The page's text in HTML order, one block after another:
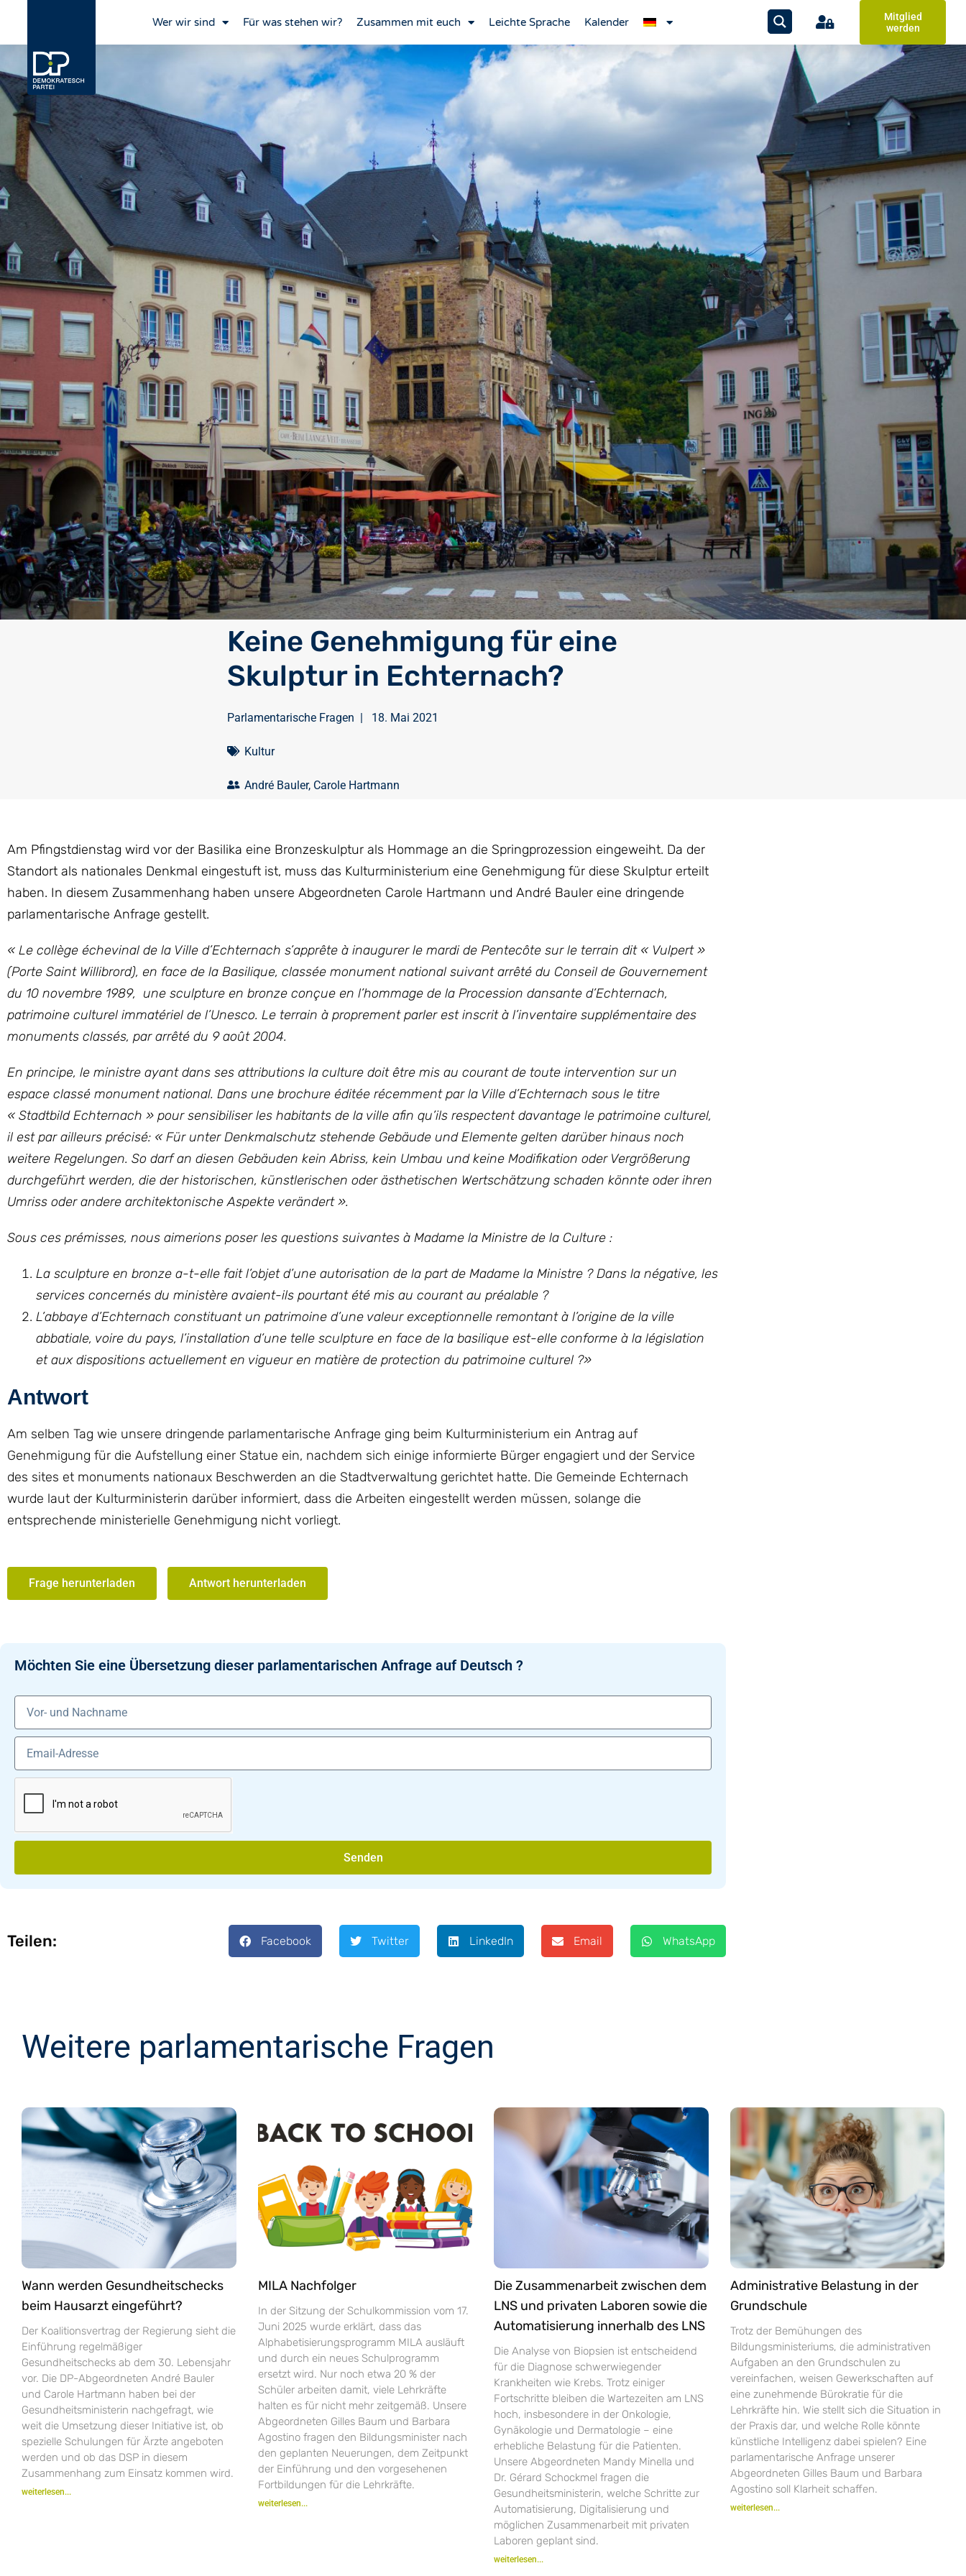
Wer wir sind Für was stehen wir? Zusammen mit euch Leichte Sprache Kalender
Mitglied
werden
Keine Genehmigung für eine
Skulptur in Echternach?
Parlamentarische Fragen | 18. Mai 2021
Kultur
André Bauler, Carole Hartmann
Am Pfingstdienstag wird vor der Basilika eine Bronzeskulptur als Hommage an die Springprozession eingeweiht. Da der
Standort als nationales Denkmal eingestuft ist, muss das Kulturministerium eine Genehmigung für diese Skulptur erteilt
haben. In diesem Zusammenhang haben unsere Abgeordneten Carole Hartmann und André Bauler eine dringende
parlamentarische Anfrage gestellt.
« Le collège échevinal de la Ville d’Echternach s’apprête à inaugurer le mardi de Pentecôte sur le terrain dit « Vulpert »
(Porte Saint Willibrord), en face de la Basilique, classée monument national suivant arrêté du Conseil de Gouvernement
du 10 novembre 1989, une sculpture en bronze conçue en l’hommage de la Procession dansante d’Echternach,
patrimoine culturel immatériel de l’Unesco. Le terrain à proprement parler est inscrit à l’inventaire supplémentaire des
monuments classés, par arrêté du 9 août 2004.
En principe, le ministre ayant dans ses attributions la culture doit être mis au courant de toute intervention sur un
espace classé monument national. Dans une brochure éditée récemment par la Ville d’Echternach sous le titre
« Stadtbild Echternach » pour sensibiliser les habitants de la ville afin qu’ils respectent davantage le patrimoine culturel,
il est par ailleurs précisé: « Für unter Denkmalschutz stehende Gebäude und Elemente gelten darüber hinaus noch
weitere Regelungen. So darf an diesen Gebäuden kein Abriss, kein Umbau und keine Modifikation oder Vergrößerung
durchgeführt werden, die der historischen, künstlerischen oder ästhetischen Wertschätzung schaden könnte oder ihren
Umriss oder andere architektonische Aspekte verändert ».
Sous ces prémisses, nous aimerions poser les questions suivantes à Madame la Ministre de la Culture :
La sculpture en bronze a-t-elle fait l’objet d’une autorisation de la part de Madame la Ministre ? Dans la négative, les
services concernés du ministère avaient-ils pourtant été mis au courant au préalable ?
L’abbaye d’Echternach constituant un patrimoine d’une valeur exceptionnelle remontant à l’origine de la ville
abbatiale, voire du pays, l’installation d’une telle sculpture en face de la basilique est-elle conforme à la législation
et aux dispositions actuellement en vigueur en matière de protection du patrimoine culturel ?»
Antwort
Am selben Tag wie unsere dringende parlamentarische Anfrage ging beim Kulturministerium ein Antrag auf
Genehmigung für die Aufstellung einer Statue ein, nachdem sich einige informierte Bürger engagiert und der Service
des sites et monuments nationaux Beschwerden an die Stadtverwaltung gerichtet hatte. Die Gemeinde Echternach
wurde laut der Kulturministerin darüber informiert, dass die Arbeiten eingestellt werden müssen, solange die
entsprechende ministerielle Genehmigung nicht vorliegt.
Frage herunterladen Antwort herunterladen
Möchten Sie eine Übersetzung dieser parlamentarischen Anfrage auf Deutsch ?
Senden
Teilen: Facebook Twitter LinkedIn Email WhatsApp
Weitere parlamentarische Fragen
Wann werden Gesundheitschecks
beim Hausarzt eingeführt?
Der Koalitionsvertrag der Regierung sieht die
Einführung regelmäßiger
Gesundheitschecks ab dem 30. Lebensjahr
vor. Die DP-Abgeordneten André Bauler
und Carole Hartmann haben bei der
Gesundheitsministerin nachgefragt, wie
weit die Umsetzung dieser Initiative ist, ob
spezielle Schulungen für Ärzte angeboten
werden und ob das DSP in diesem
Zusammenhang zum Einsatz kommen wird.
weiterlesen...
MILA Nachfolger
In der Sitzung der Schulkommission vom 17.
Juni 2025 wurde erklärt, dass das
Alphabetisierungsprogramm MILA ausläuft
und durch ein neues Schulprogramm
ersetzt wird. Nur noch etwa 20 % der
Schüler arbeiten damit, viele Lehrkräfte
halten es für nicht mehr zeitgemäß. Unsere
Abgeordneten Gilles Baum und Barbara
Agostino fragen den Bildungsminister nach
den geplanten Neuerungen, dem Zeitpunkt
der Einführung und den vorgesehenen
Fortbildungen für die Lehrkräfte.
weiterlesen...
Die Zusammenarbeit zwischen dem
LNS und privaten Laboren sowie die
Automatisierung innerhalb des LNS
Die Analyse von Biopsien ist entscheidend
für die Diagnose schwerwiegender
Krankheiten wie Krebs. Trotz einiger
Fortschritte bleiben die Wartezeiten am LNS
hoch, insbesondere in der Onkologie,
Gynäkologie und Dermatologie – eine
erhebliche Belastung für die Patienten.
Unsere Abgeordneten Mandy Minella und
Dr. Gérard Schockmel fragen die
Gesundheitsministerin, welche Schritte zur
Automatisierung, Digitalisierung und
möglichen Zusammenarbeit mit privaten
Laboren geplant sind.
weiterlesen...
Administrative Belastung in der
Grundschule
Trotz der Bemühungen des
Bildungsministeriums, die administrativen
Aufgaben an den Grundschulen zu
vereinfachen, weisen Gewerkschaften auf
eine zunehmende Bürokratie für die
Lehrkräfte hin. Wie stellt sich die Situation in
der Praxis dar, und welche Rolle könnte
künstliche Intelligenz dabei spielen? Eine
parlamentarische Anfrage unserer
Abgeordneten Gilles Baum und Barbara
Agostino soll Klarheit schaffen.
weiterlesen...